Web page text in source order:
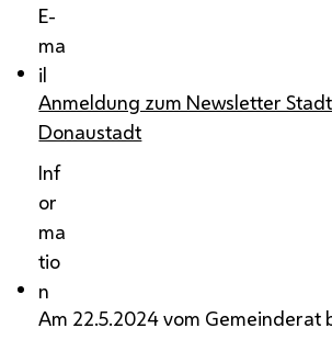
E-
ma
il
Anmeldung zum Newsletter
Donaustadt
Inf
or
ma
tio
n
Am 22.5.2024 vom Gemeinderat